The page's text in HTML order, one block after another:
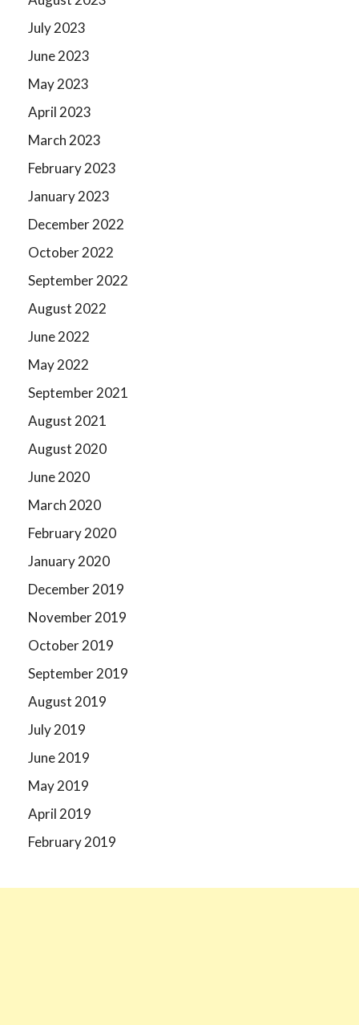
July 2023
June 2023
May 2023
April 2023
March 2023
February 2023
January 2023
December 2022
October 2022
September 2022
August 2022
June 2022
May 2022
September 2021
August 2021
August 2020
June 2020
March 2020
February 2020
January 2020
December 2019
November 2019
October 2019
September 2019
August 2019
July 2019
June 2019
May 2019
April 2019
February 2019